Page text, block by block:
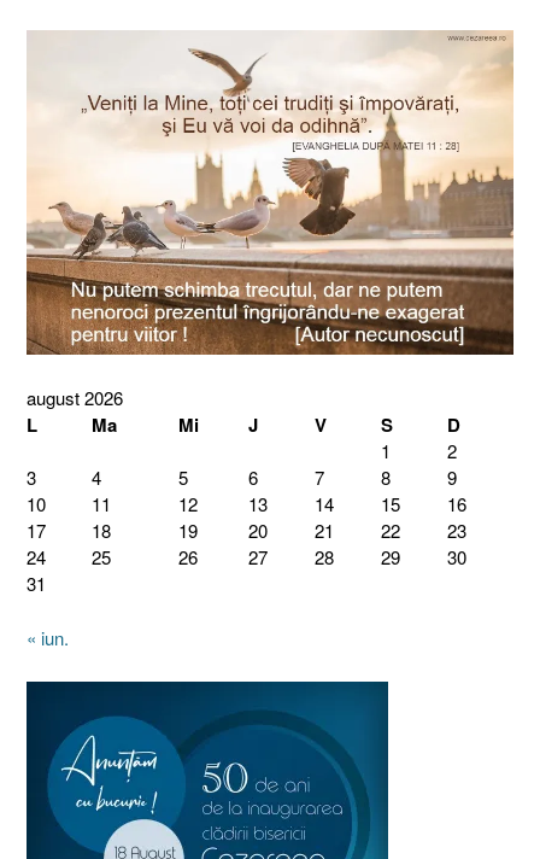
august 2026
L Ma Mi J V S D
1
2
3
4 5 6 7 8
9
10
11 12 13 14 15
16
17
18 19 20 21 22
23
24
25 26 27 28 29
30
31
« iun.